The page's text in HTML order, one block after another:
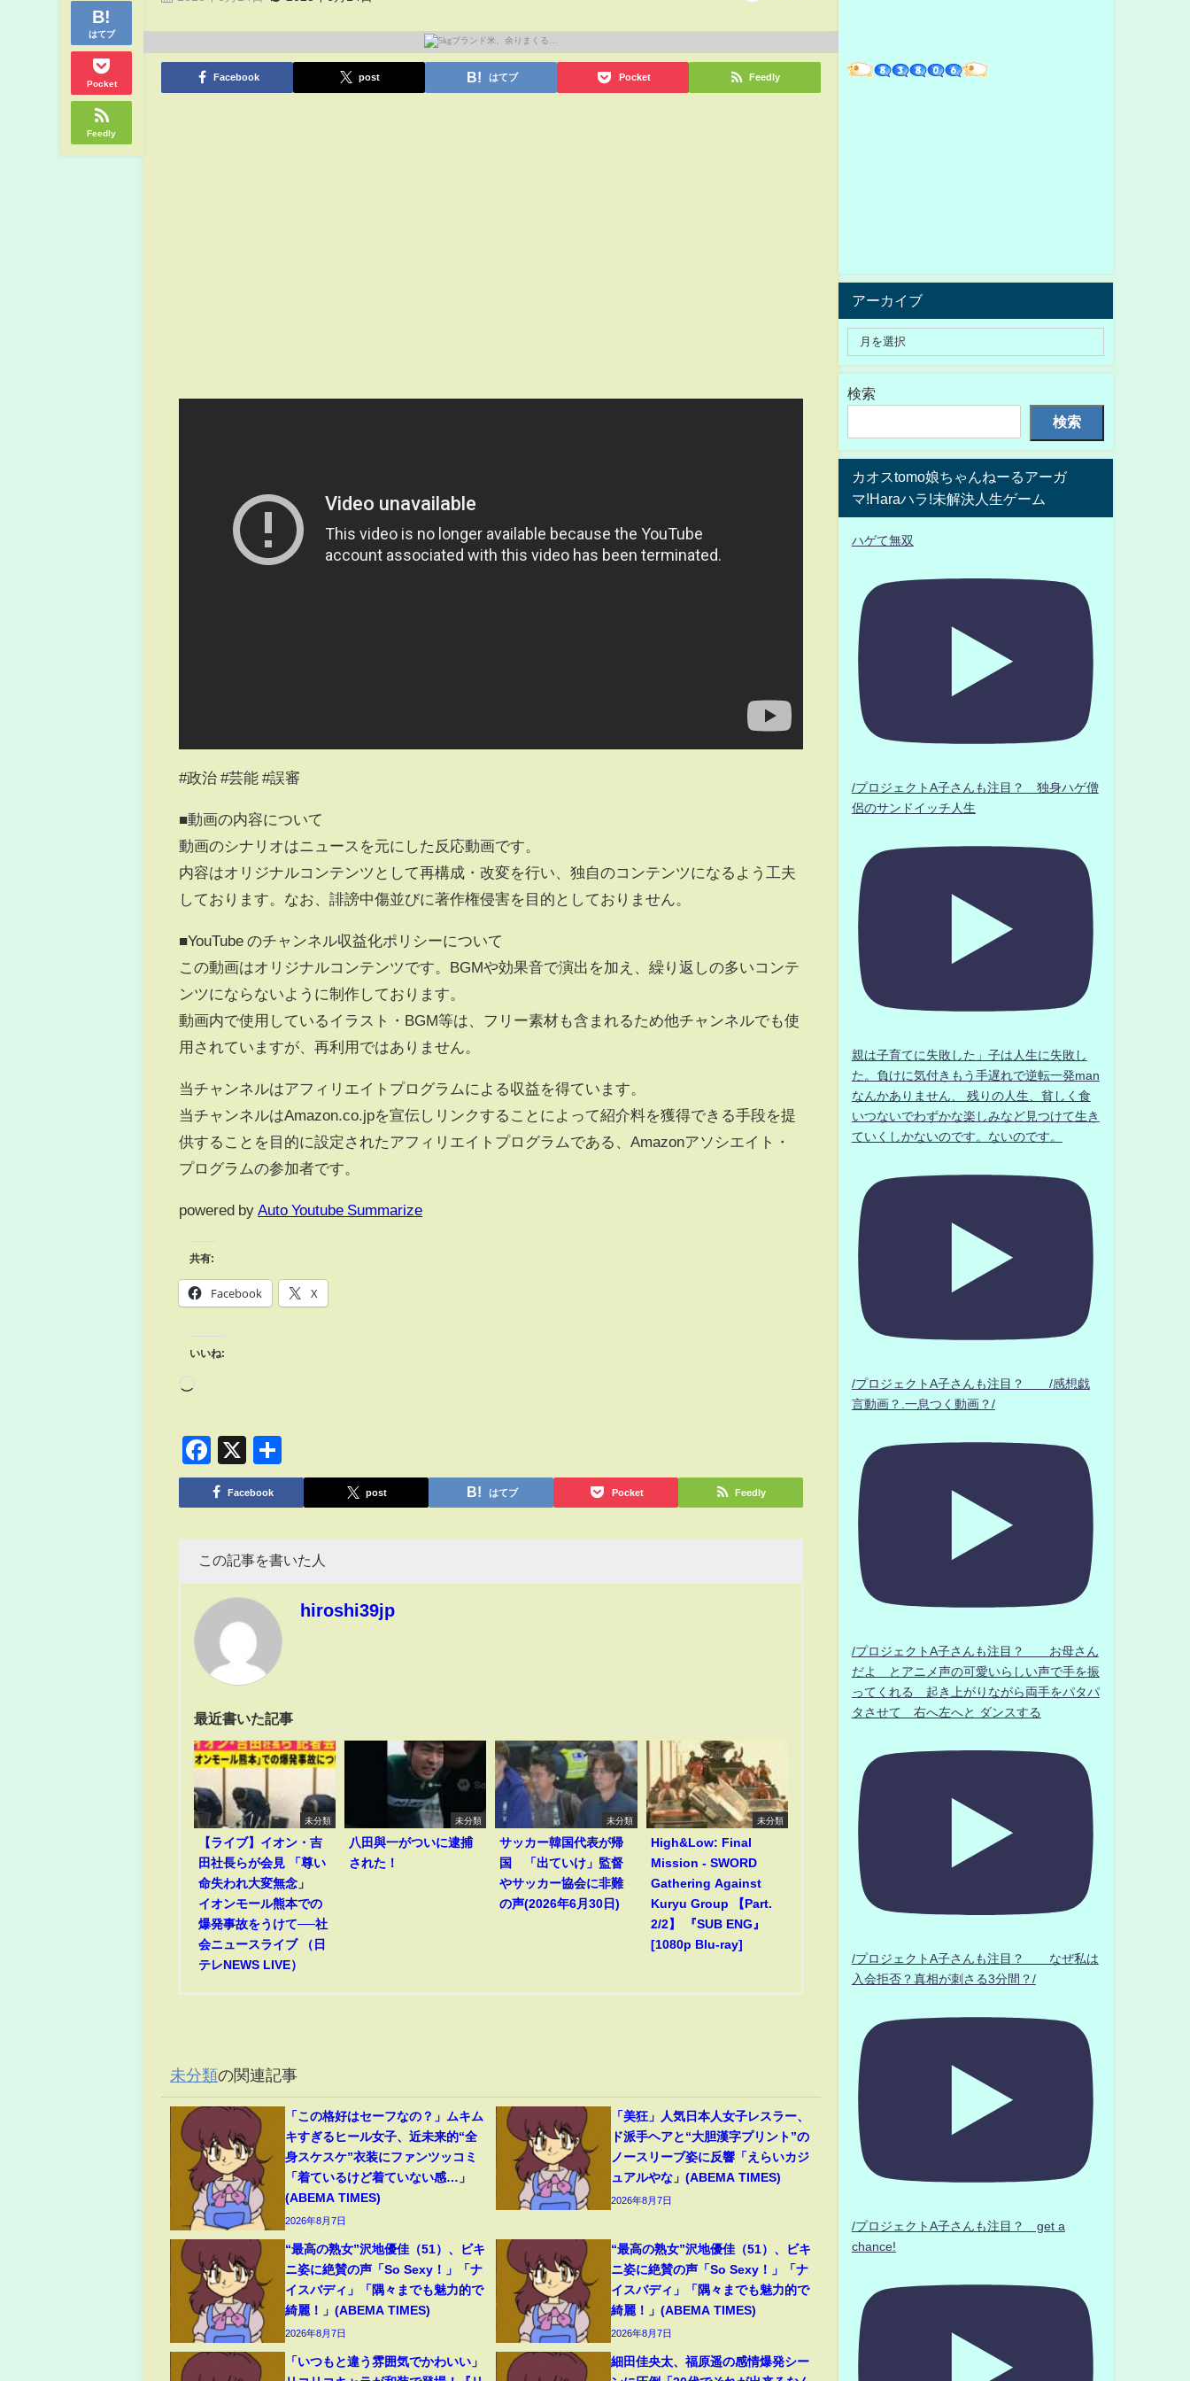
はてブ
Pocket
Feedly
Facebook post はてブ Pocket Feedly
#政治 #芸能 #誤審
■動画の内容について
動画のシナリオはニュースを元にした反応動画です。
内容はオリジナルコンテンツとして再構成・改変を行い、独自のコンテンツになるよう工夫
しております。なお、誹謗中傷並びに著作権侵害を目的としておりません。
■YouTube のチャンネル収益化ポリシーについて
この動画はオリジナルコンテンツです。BGMや効果音で演出を加え、繰り返しの多いコンテ
ンツにならないように制作しております。
動画内で使用しているイラスト・BGM等は、フリー素材も含まれるため他チャンネルでも使
用されていますが、再利用ではありません。
当チャンネルはアフィリエイトプログラムによる収益を得ています。
当チャンネルはAmazon.co.jpを宣伝しリンクすることによって紹介料を獲得できる手段を提
供することを目的に設定されたアフィリエイトプログラムである、Amazonアソシエイト・
プログラムの参加者です。
powered by Auto Youtube Summarize
共有:
Facebook X
いいね:
Facebook
X
有
Facebook post はてブ Pocket Feedly
この記事を書いた人
hiroshi39jp
最近書いた記事
未分類
【ライブ】イオン・吉
田社長らが会見 「尊い
命失われ大変無念」
イオンモール熊本での
爆発事故をうけて──社
会ニュースライブ （日
テレNEWS LIVE）
未分類
八田與一がついに逮捕
された！
未分類
サッカー韓国代表が帰
国 「出ていけ」監督
やサッカー協会に非難
の声(2026年6月30日)
未分類
High&Low: Final
Mission - SWORD
Gathering Against
Kuryu Group 【Part.
2/2】 『SUB ENG』
[1080p Blu-ray]
未分類の関連記事
「この格好はセーフなの？」ムキム
キすぎるヒール女子、近未来的“全
身スケスケ”衣装にファンツッコミ
「着ているけど着ていない感…」
(ABEMA TIMES)
2026年8月7日
「美狂」人気日本人女子レスラー、
ド派手ヘアと“大胆漢字プリント”の
ノースリーブ姿に反響「えらいカジ
ュアルやな」(ABEMA TIMES)
2026年8月7日
“最高の熟女”沢地優佳（51）、ビキ
ニ姿に絶賛の声「So Sexy！」「ナ
イスバディ」「隅々までも魅力的で
綺麗！」(ABEMA TIMES)
2026年8月7日
“最高の熟女”沢地優佳（51）、ビキ
ニ姿に絶賛の声「So Sexy！」「ナ
イスバディ」「隅々までも魅力的で
綺麗！」(ABEMA TIMES)
2026年8月7日
「いつもと違う雰囲気でかわいい」
細田佳央太、福原遥の感情爆発シー
アーカイブ
検索
検索
カオスtomo娘ちゃんねーるアーガ
マ!Haraハラ!未解決人生ゲーム
ハゲて無双
/プロジェクトA子さんも注目？ 独身ハゲ僧
侶のサンドイッチ人生
親は子育てに失敗した」子は人生に失敗し
た。負けに気付きもう手遅れで逆転一発man
なんかありません、 残りの人生、貧しく食
いつないでわずかな楽しみなど見つけて生き
ていくしかないのです。ないのです。
/プロジェクトA子さんも注目？ /感想戯
言動画？.一息つく動画？/
/プロジェクトA子さんも注目？ お母さん
だよ とアニメ声の可愛いらしい声で手を振
ってくれる 起き上がりながら両手をパタパ
タさせて 右へ左へと ダンスする
/プロジェクトA子さんも注目？ なぜ私は
入会拒否？真相が刺さる3分間？/
/プロジェクトA子さんも注目？ get a
chance!